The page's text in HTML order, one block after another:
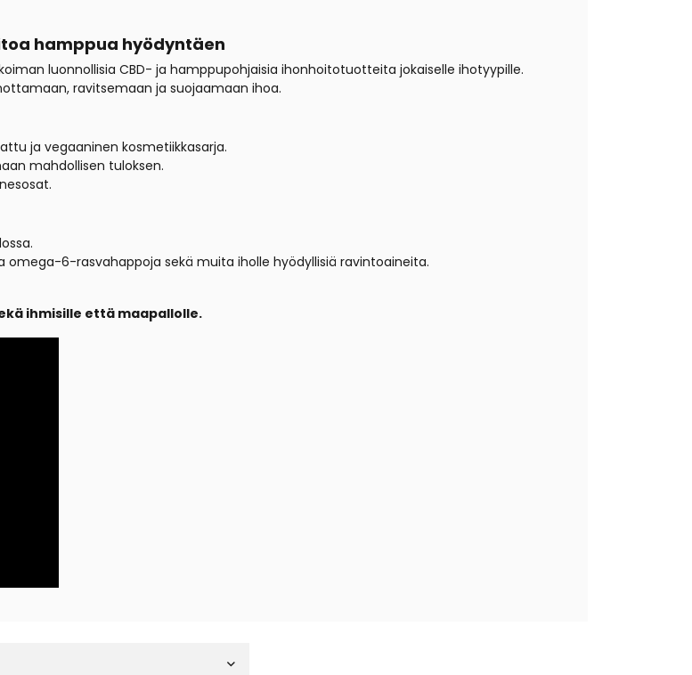
hamppua hyödyntäen
luonnollisia CBD- ja hamppupohjaisia ihonhoitotuotteita jokaiselle ihotyypille.
ravitsemaan ja suojaamaan ihoa.
ja vegaaninen kosmetiikkasarja.
mahdollisen tuloksen.
6-rasvahappoja sekä muita iholle hyödyllisiä ravintoaineita.
ihmisille että maapallolle.